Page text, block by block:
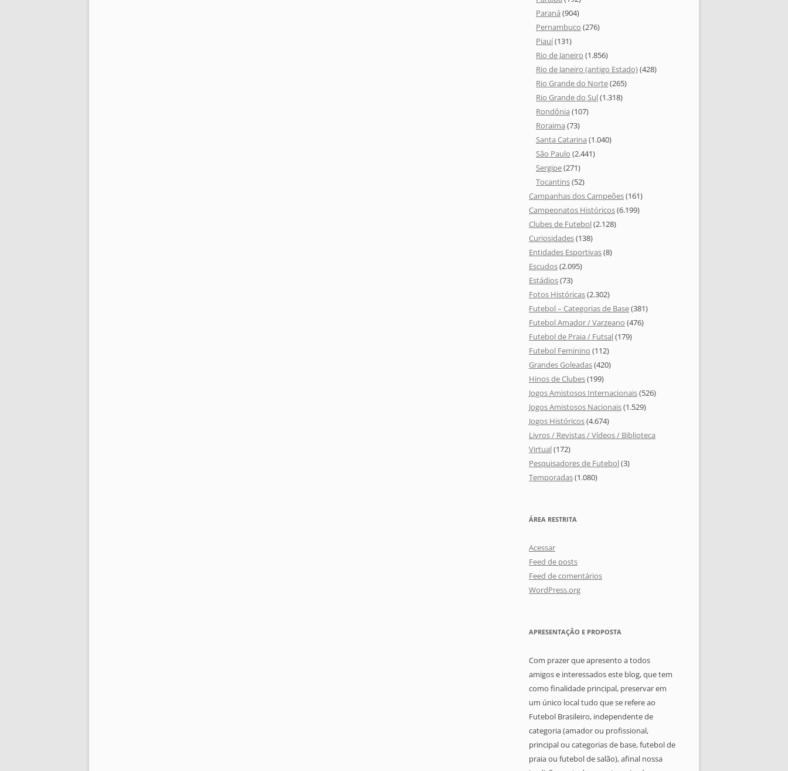
Paraná (904)
Pernambuco (276)
Piauí(131)
Rio de Janeiro (1.856)
Rio de Janeiro (antigo Estado)(428)
Rio Grande do Norte(265)
Rio Grande do Sul(1.318)
Rondônia (107)
Roraima (73)
Santa Catarina (1.040)
São Paulo (2.441)
Sergipe(271)
Tocantins(52)
Campanhas dos Campeões(161)
Campeonatos Históricos(6.199)
Clubes de Futebol(2.128)
Curiosidades(138)
Entidades Esportivas(8)
Escudos(2.095)
Estádios(73)
Fotos Históricas(2.302)
Futebol – Categorias de Base(381)
Futebol Amador / Varzeano (476)
Futebol de Praia / Futsal(179)
Futebol Feminino (112)
Grandes Goleadas(420)
Hinos de Clubes(199)
Jogos Amistosos Internacionais(526)
Jogos Amistosos Nacionais(1.529)
Jogos Históricos(4.674)
Livros / Revistas / Vídeos / Biblioteca
Virtual(172)
Pesquisadores de Futebol(3)
Temporadas(1.080)
ÁREA RESTRITA
Acessar
Feed de posts
Feed de comentários
WordPress.org
APRESENTAÇÃO E PROPOSTA
Com prazer que apresento a todos
amigos e interessados este blog, que tem
como finalidade principal, preservar em
um único local tudo que se refere ao
Futebol Brasileiro, independente de
categoria (amador ou profissional,
principal ou categorias de base, futebol de
praia ou futebol de salão), afinal nossa